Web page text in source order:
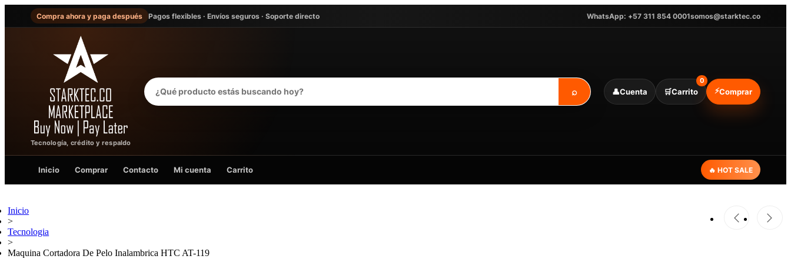
Compra ahora y paga después Pagos flexibles · Envíos seguros · Soporte directo WhatsApp: +57 311 854 0001somos@starktec.co
Tecnología, crédito y respaldo
⌕ 👤Cuenta 🛒Carrito
0
⚡Comprar
Inicio Comprar Contacto Mi cuenta Carrito 🔥 HOT SALE
Inicio
>
Tecnologia
>
Maquina Cortadora De Pelo Inalambrica HTC AT-119